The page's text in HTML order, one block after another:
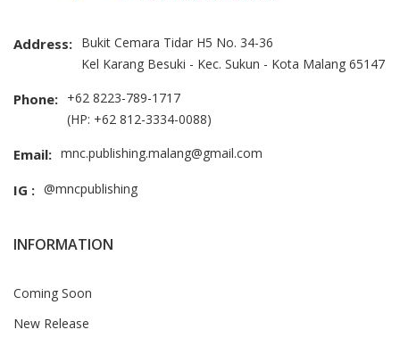
Address: Bukit Cemara Tidar H5 No. 34-36
Kel Karang Besuki - Kec. Sukun - Kota Malang 65147
Phone: +62 8223-789-1717
(HP: +62 812-3334-0088)
Email: mnc.publishing.malang@gmail.com
IG : @mncpublishing
INFORMATION
Coming Soon
New Release